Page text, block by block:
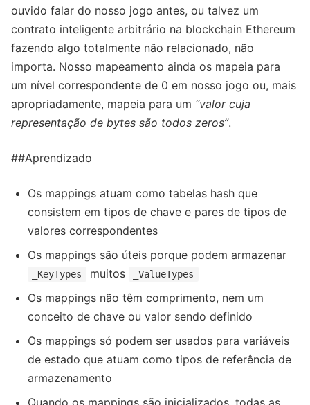
ouvido falar do nosso jogo antes, ou talvez um
contrato inteligente arbitrário na blockchain Ethereum
fazendo algo totalmente não relacionado, não
importa. Nosso mapeamento ainda os mapeia para
um nível correspondente de 0 em nosso jogo ou, mais
apropriadamente, mapeia para um “valor cuja
representação de bytes são todos zeros”.
##Aprendizado
Os mappings atuam como tabelas hash que
consistem em tipos de chave e pares de tipos de
valores correspondentes
Os mappings são úteis porque podem armazenar
_KeyTypes muitos _ValueTypes
Os mappings não têm comprimento, nem um
conceito de chave ou valor sendo definido
Os mappings só podem ser usados ​​para variáveis ​​
de estado que atuam como tipos de referência de
armazenamento